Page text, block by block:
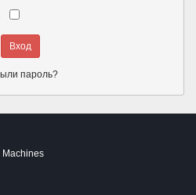
пароль?
Machines